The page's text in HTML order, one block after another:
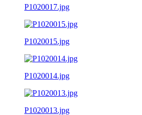
P1020017.jpg
P1020015.jpg
P1020014.jpg
P1020013.jpg